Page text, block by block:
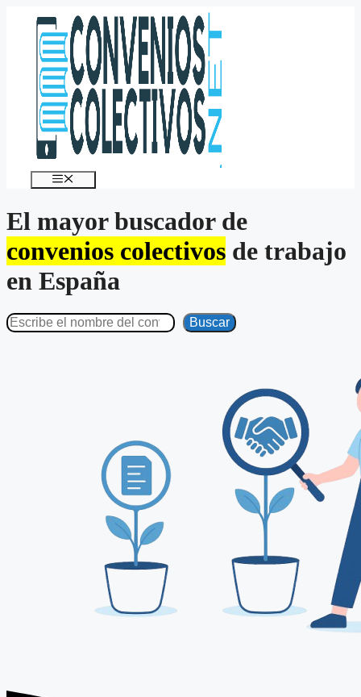
contenido
Menú
El mayor buscador de
convenios colectivos de trabajo
en España
Buscar Buscar